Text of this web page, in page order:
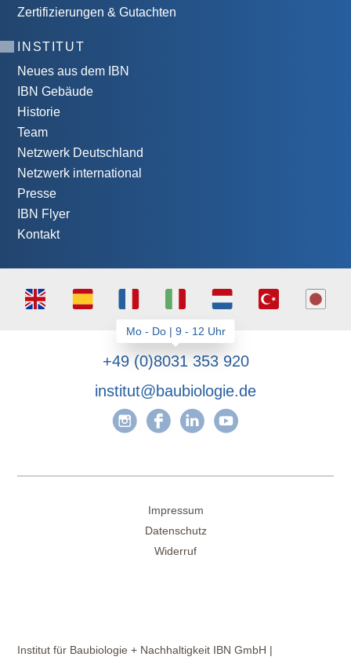
Zertifizierungen & Gutachten
INSTITUT
Neues aus dem IBN
IBN Gebäude
Historie
Team
Netzwerk Deutschland
Netzwerk international
Presse
IBN Flyer
Kontakt
+49 (0)8031 353 920
institut@baubiologie.de
Impressum
Datenschutz
Widerruf
Institut für Baubiologie + Nachhaltigkeit IBN GmbH |